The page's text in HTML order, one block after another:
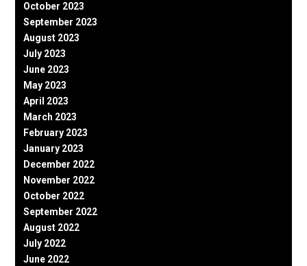
October 2023
September 2023
August 2023
July 2023
June 2023
May 2023
April 2023
March 2023
February 2023
January 2023
December 2022
November 2022
October 2022
September 2022
August 2022
July 2022
June 2022